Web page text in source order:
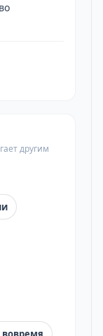
другим